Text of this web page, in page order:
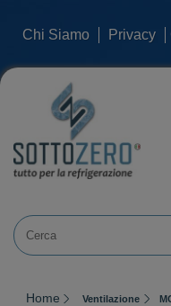
Chi Siamo Privacy
Home Ventilazione